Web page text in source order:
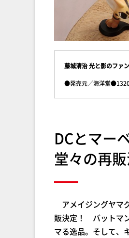
藤城清治 光と影のファ
●発売元／海洋堂
DCとマー
堂々の再販
アメイジングヤマ
販決定！ バットマ
マる逸品。そして、